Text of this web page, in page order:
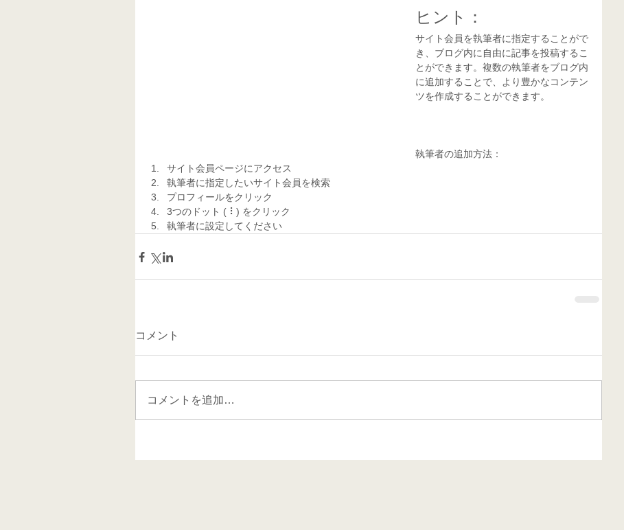
ヒント：
サイト会員を執筆者に指定することがで
き、ブログ内に自由に記事を投稿するこ
とができます。複数の執筆者をブログ内
に追加することで、より豊かなコンテン
ツを作成することができます。
執筆者の追加方法：
サイト会員ページにアクセス
執筆者に指定したいサイト会員を検索
プロフィールをクリック
3つのドット ( ⠇) をクリック
執筆者に設定してください
コメント
コメントを追加…